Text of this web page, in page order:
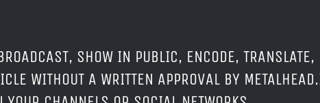
SHOW IN PUBLIC, ENCODE, TRANSLATE,
WITHOUT A WRITTEN APPROVAL BY